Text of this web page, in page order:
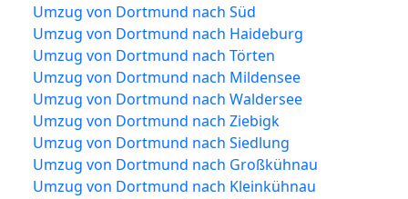
Umzug von Dortmund nach Süd
Umzug von Dortmund nach Haideburg
Umzug von Dortmund nach Törten
Umzug von Dortmund nach Mildensee
Umzug von Dortmund nach Waldersee
Umzug von Dortmund nach Ziebigk
Umzug von Dortmund nach Siedlung
Umzug von Dortmund nach Großkühnau
Umzug von Dortmund nach Kleinkühnau